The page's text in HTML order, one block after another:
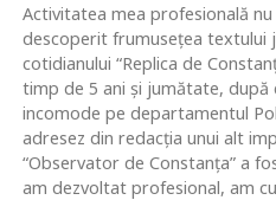
Activitatea mea profesională
descoperit frumusețea textului
cotidianului “Replica de
timp de 5 ani și jumătate, după
incomode pe departamentul
adresez din redacția unui alt
“Observator de Constanța” a
am dezvoltat profesional, am